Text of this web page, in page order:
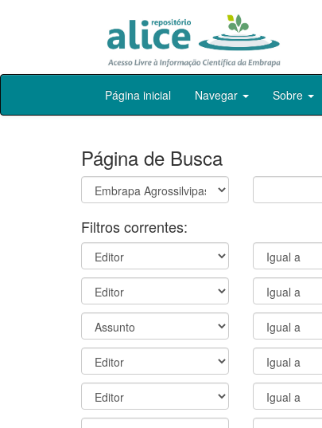
Skip
Página inicial Navegar Sobre
Página de Busca
Filtros correntes: